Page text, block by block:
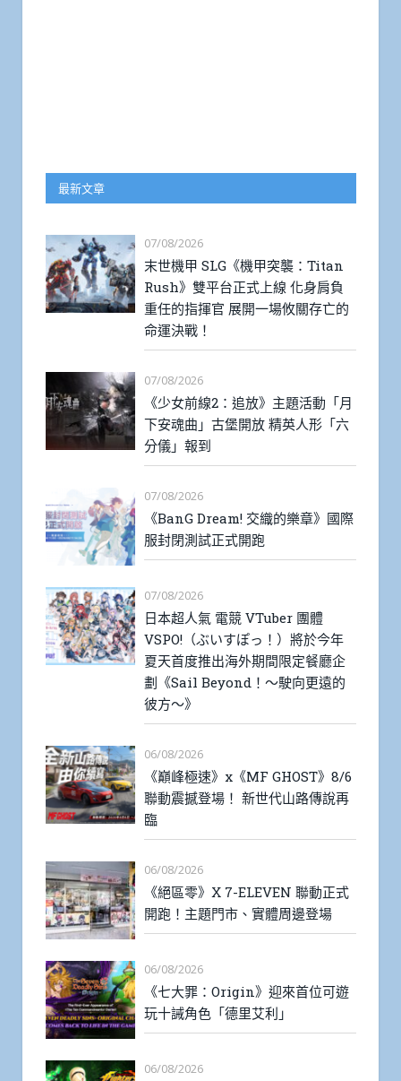
最新文章
07/08/2026
末世機甲 SLG《機甲突襲：Titan
Rush》雙平台正式上線 化身肩負
重任的指揮官 展開一場攸關存亡的
命運決戰！
07/08/2026
《少女前線2：追放》主題活動「月
下安魂曲」古堡開放 精英人形「六
分儀」報到
07/08/2026
《BanG Dream! 交織的樂章》國際
服封閉測試正式開跑
07/08/2026
日本超人氣 電競 VTuber 團體
VSPO!（ぶいすぽっ！）將於今年
夏天首度推出海外期間限定餐廳企
劃《Sail Beyond！～駛向更遠的
彼方～》
06/08/2026
《巔峰極速》x《MF GHOST》8/6
聯動震撼登場！ 新世代山路傳說再
臨
06/08/2026
《絕區零》X 7-ELEVEN 聯動正式
開跑！主題門市、實體周邊登場
06/08/2026
《七大罪：Origin》迎來首位可遊
玩十誡角色「德里艾利」
06/08/2026